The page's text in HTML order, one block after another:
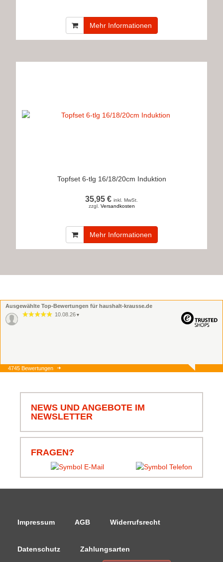
Mehr Informationen
Topfset 6-tlg 16/18/20cm Induktion
35,95 € inkl. MwSt.
zzgl. Versandkosten
Mehr Informationen
Ausgewählte Top-Bewertungen für haushalt-krausse.de
10.08.26 ▼
10.08.26 ▼
4745 Bewertungen
NEWS UND ANGEBOTE IM
NEWSLETTER
FRAGEN?
Impressum AGB Widerrufsrecht
Datenschutz Zahlungsarten